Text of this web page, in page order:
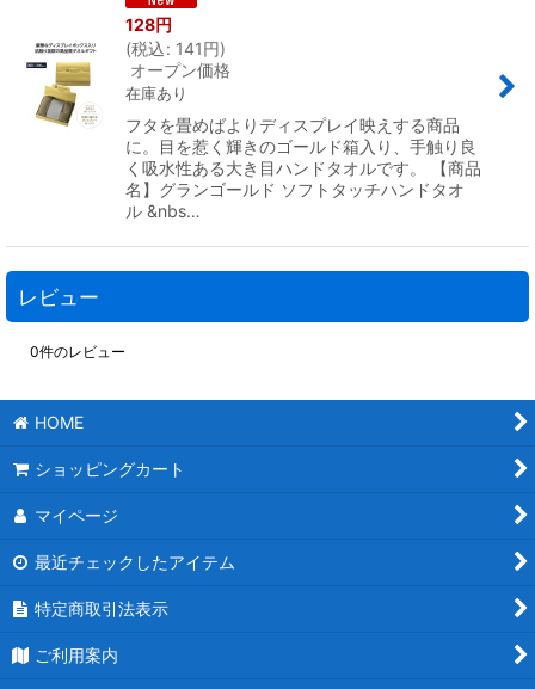
128円
(税込: 141円)
オープン価格
在庫あり
フタを畳めばよりディスプレイ映えする商品
に。目を惹く輝きのゴールド箱入り、手触り良
く吸水性ある大き目ハンドタオルです。 【商品
名】グランゴールド ソフトタッチハンドタオ
ル &nbs…
レビュー
0件のレビュー
HOME
ショッピングカート
マイページ
最近チェックしたアイテム
特定商取引法表示
ご利用案内